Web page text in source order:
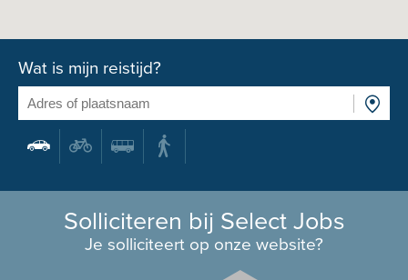
Wat is mijn reistijd?
Solliciteren bij Select Jobs
Je solliciteert op onze website?